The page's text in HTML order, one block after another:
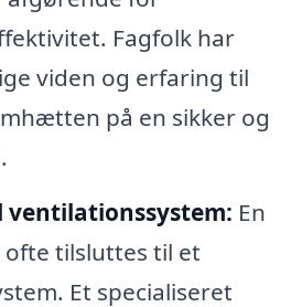
Fagfolk har
viden og erfaring til
på en sikker og
En
tilsluttes til et
Et specialiseret